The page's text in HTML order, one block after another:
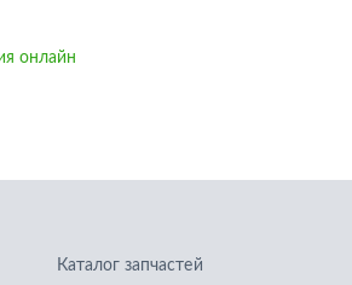
онлайн
Спецпредложения